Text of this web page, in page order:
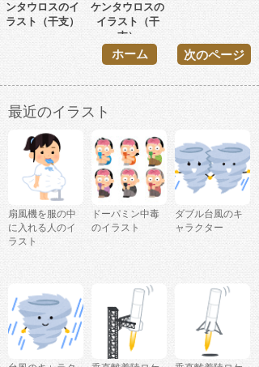
ンタウロスのイ
ラスト（干支）
ケンタウロスの
イラスト（干
支）
次のページ
ホーム
最近のイラスト
扇風機を服の中
に入れる人のイ
ラスト
ドーパミン中毒
のイラスト
ダブル台風のキ
ャラクター